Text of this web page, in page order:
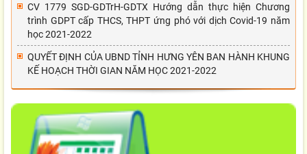
CV 1779 SGD-GDTrH-GDTX Hướng dẫn thực hiện Chương
trình GDPT cấp THCS, THPT ứng phó với dịch Covid-19 năm
học 2021-2022
QUYẾT ĐỊNH CỦA UBND TỈNH HƯNG YÊN BAN HÀNH KHUNG
KẾ HOẠCH THỜI GIAN NĂM HỌC 2021-2022